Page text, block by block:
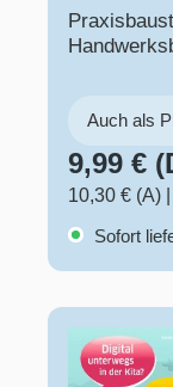
Auch als
9,99 €
10,30 € (A)
Sofort
Digital